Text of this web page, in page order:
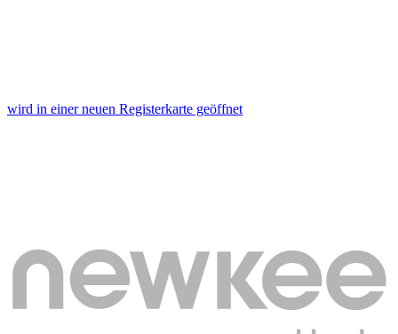
wird in einer neuen Registerkarte geöffnet